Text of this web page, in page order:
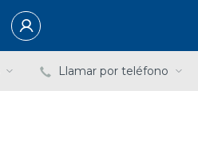
Llamar por teléfono